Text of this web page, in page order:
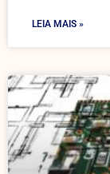
LEIA MAIS »